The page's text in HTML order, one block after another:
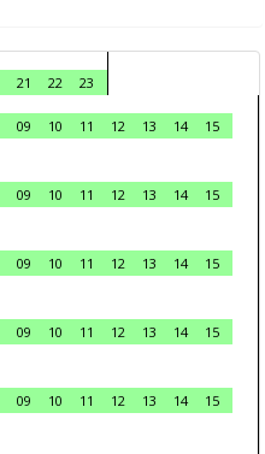
21 22
23
09 10 11 12 13 14
15
09 10 11 12 13 14
15
09 10 11 12 13 14
15
09 10 11 12 13 14
15
09 10 11 12 13 14
15